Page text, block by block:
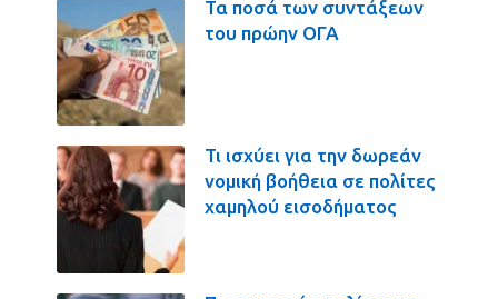
Τα ποσά των συντάξεων
του πρώην ΟΓΑ
Τι ισχύει για την δωρεάν
νομική βοήθεια σε πολίτες
χαμηλού εισοδήματος